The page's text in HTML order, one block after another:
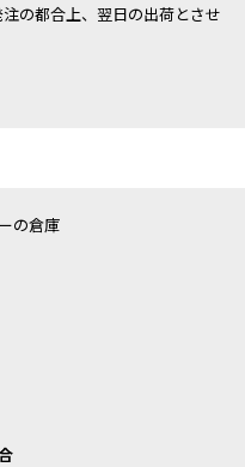
の都合上、翌日の出荷とさせ
の倉庫